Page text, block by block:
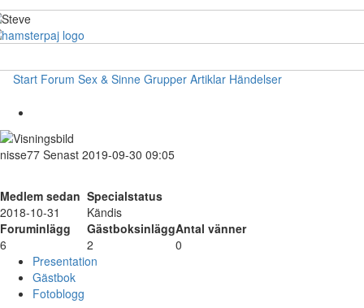
Start Forum Sex & Sinne Grupper Artiklar Händelser
nisse77 Senast 2019-09-30 09:05
Medlem sedan Specialstatus
2018-10-31
Kändis
Foruminlägg
GästboksinläggAntal vänner
6
2
0
Presentation
Gästbok
Fotoblogg